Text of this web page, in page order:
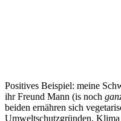
Positives Beispiel: meine
ihr Freund Mann (is noch
beiden ernähren sich
Umweltschutzgründen, Klima